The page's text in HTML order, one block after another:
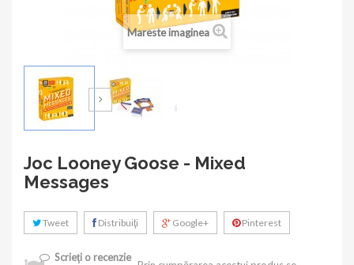
Mareste imaginea
Joc Looney Goose - Mixed
Messages
Tweet Distribuiţi Google+ Pinterest
Scrieţi o recenzie